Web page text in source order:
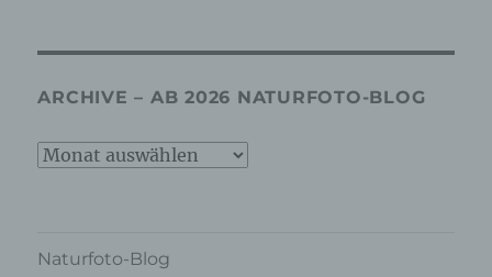
ARCHIVE – AB 2026 NATURFOTO-BLOG
Archive
Naturfoto-Blog
Löschen oder die Vernichtung.